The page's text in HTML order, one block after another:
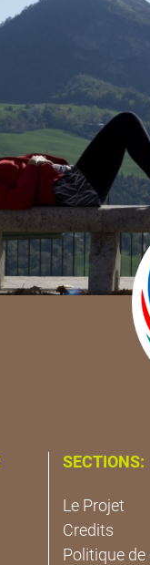
SECTIONS:
Le Projet
Credits
Politique